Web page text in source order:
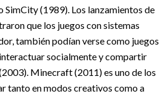
SimCity (1989). Los lanzamientos de
que los juegos con sistemas
también podían verse como juegos
socialmente y compartir
Minecraft (2011) es uno de los
tanto en modos creativos como a